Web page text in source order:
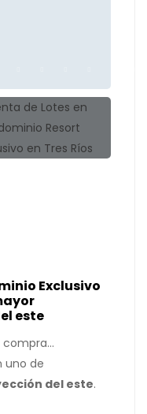
Exclusivo
este
compra…
uno de
del este.